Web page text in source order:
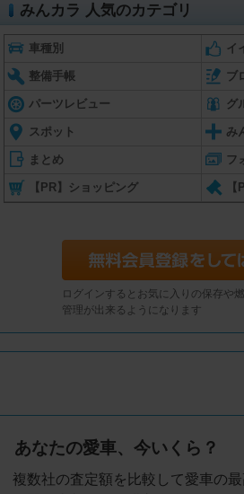
みんカラ 人気のカテゴリ
車種別 イ
整備手帳 ブ
パーツレビュー グ
スポット み
まとめ フ
【PR】ショッピング
ログインするとお気に入りの保存や
管理が出来るようになります
あなたの愛車、今いくら？
複数社の査定額を比較して愛車の